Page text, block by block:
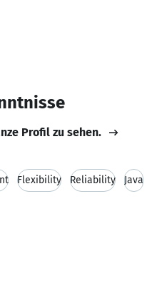
Profil zu sehen.
Flexibility Reliability Java